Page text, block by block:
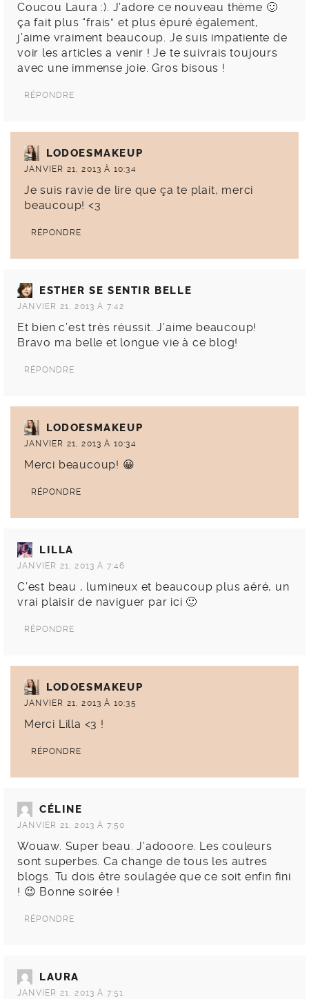
Coucou Laura :). J’adore ce nouveau thème 🙂
ça fait plus “frais” et plus épuré également,
j’aime vraiment beaucoup. Je suis impatiente de
voir les articles a venir ! Je te suivrais toujours
avec une immense joie. Gros bisous !
RÉPONDRE
LODOESMAKEUP
JANVIER 21, 2013 À 10:34
Je suis ravie de lire que ça te plait, merci
beaucoup! <3
RÉPONDRE
ESTHER SE SENTIR BELLE
JANVIER 21, 2013 À 7:42
Et bien c’est très réussit. J’aime beaucoup!
Bravo ma belle et longue vie à ce blog!
RÉPONDRE
LODOESMAKEUP
JANVIER 21, 2013 À 10:34
Merci beaucoup! 😀
RÉPONDRE
LILLA
JANVIER 21, 2013 À 7:46
C’est beau , lumineux et beaucoup plus aéré, un
vrai plaisir de naviguer par ici 🙂
RÉPONDRE
LODOESMAKEUP
JANVIER 21, 2013 À 10:35
Merci Lilla <3 !
RÉPONDRE
CÉLINE
JANVIER 21, 2013 À 7:50
Wouaw. Super beau. J’adooore. Les couleurs
sont superbes. Ca change de tous les autres
blogs. Tu dois être soulagée que ce soit enfin fini
! 😉 Bonne soirée !
RÉPONDRE
LAURA
JANVIER 21, 2013 À 7:51